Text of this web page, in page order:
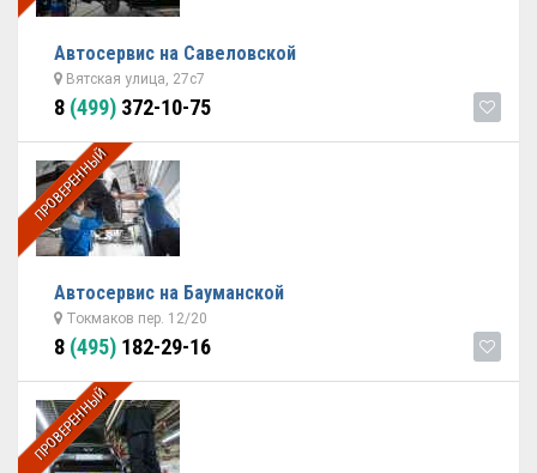
Автосервис на Савеловской
Вятская улица, 27с7
8 (499) 372-10-75
ПРОВЕРЕННЫЙ
Автосервис на Бауманской
Токмаков пер. 12/20
8 (495) 182-29-16
ПРОВЕРЕННЫЙ